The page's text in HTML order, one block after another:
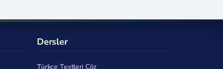
Dersler
Türkçe Testleri Çöz